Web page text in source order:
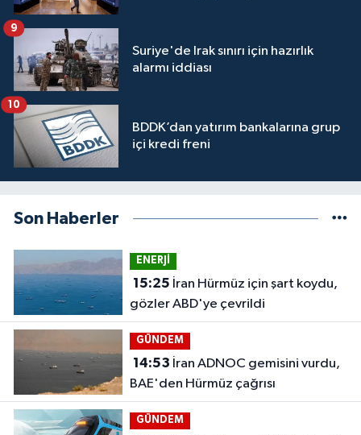
Suriye'de Irak sınırı için hazırlık
alarmı iddiası
9
BDDK’dan yatırım bankalarına grup
içi kredi freni
10
Son Haberler
ENERJİ
15:25
gözler ABD'ye çevrildi
GÜNDEM
14:53
BAE'den Hürmüz çağrısı
GÜNDEM